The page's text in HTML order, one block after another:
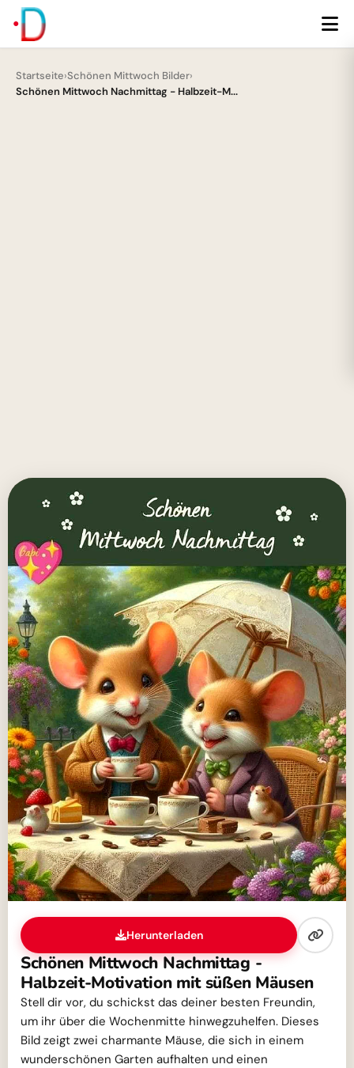
Startseite›Schönen Mittwoch Bilder›
Schönen Mittwoch Nachmittag - Halbzeit-M...
Herunterladen
Schönen Mittwoch Nachmittag -
Halbzeit-Motivation mit süßen Mäusen
Stell dir vor, du schickst das deiner besten Freundin,
um ihr über die Wochenmitte hinwegzuhelfen. Dieses
Bild zeigt zwei charmante Mäuse, die sich in einem
wunderschönen Garten aufhalten und einen